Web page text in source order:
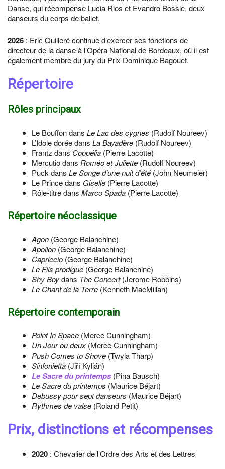
Danse, qui récompense Lucia Rios et Evandro Bossle, deux
danseurs du corps de ballet.
2026 : Eric Quilleré continue d’exercer ses fonctions de
directeur de la danse à l’Opéra National de Bordeaux, où il est
également membre du jury du Prix Dominique Bagouet.
Répertoire
Rôles principaux
Le Bouffon dans Le Lac des cygnes (Rudolf Noureev)
L’Idole dorée dans La Bayadère (Rudolf Noureev)
Frantz dans Coppélia (Pierre Lacotte)
Mercutio dans Roméo et Juliette (Rudolf Noureev)
Puck dans Le Songe d’une nuit d’été (John Neumeier)
Le Prince dans Giselle (Pierre Lacotte)
Rôle-titre dans Marco Spada (Pierre Lacotte)
Répertoire néoclassique
Agon (George Balanchine)
Apollon (George Balanchine)
Capriccio (George Balanchine)
Le Fils prodigue (George Balanchine)
Shy Boydans The Concert(Jerome Robbins)
Le Chant de la Terre (Kenneth MacMillan)
Répertoire contemporain
Point In Space (Merce Cunningham)
Un Jour ou deux (Merce Cunningham)
Push Comes to Shove (Twyla Tharp)
Sinfonietta (Jiří Kylián)
Le Sacre du printemps(Pina Bausch)
Le Sacre du printemps (Maurice Béjart)
Debussy pour sept danseurs (Maurice Béjart)
Rythmes de valse (Roland Petit)
Prix, distinctions et récompenses
2020 : Chevalier de l’Ordre des Arts et des Lettres